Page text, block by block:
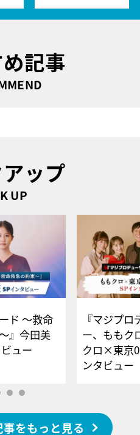
記事
ップ
UP
ド ～救命
』今田美
ビュー
『マジプロ
ー、ももク
クロ×東京
ンタビュー
をもっと見る